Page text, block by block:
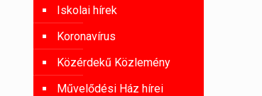
Iskolai hírek
Koronavírus
Közérdekű Közlemény
Művelődési Ház hírei